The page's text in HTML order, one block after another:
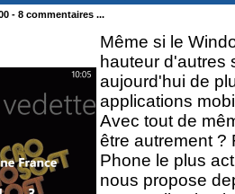
- 8 commentaires ...
Même si le
hauteur d'autres
aujourd'hui de
applications
Avec tout de
être autrement ?
Phone le plus
nous propose